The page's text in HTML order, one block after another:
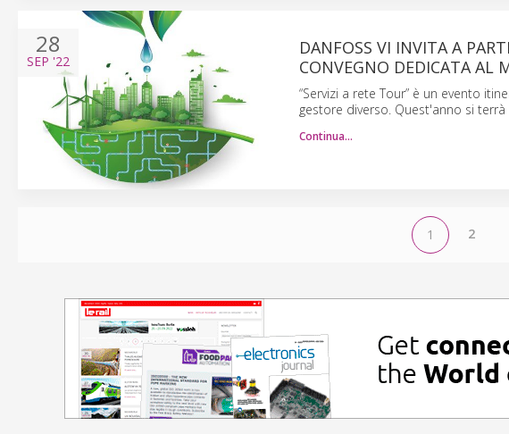
28
SEP '22
DANFOSS VI INVITA A
CONVEGNO DEDICATA AL
“Servizi a rete Tour” è un evento
gestore diverso. Quest'anno si
Continua…
1 2